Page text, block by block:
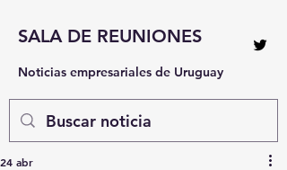
SALA DE REUNIONES
Noticias empresariales de Uruguay
24 abr